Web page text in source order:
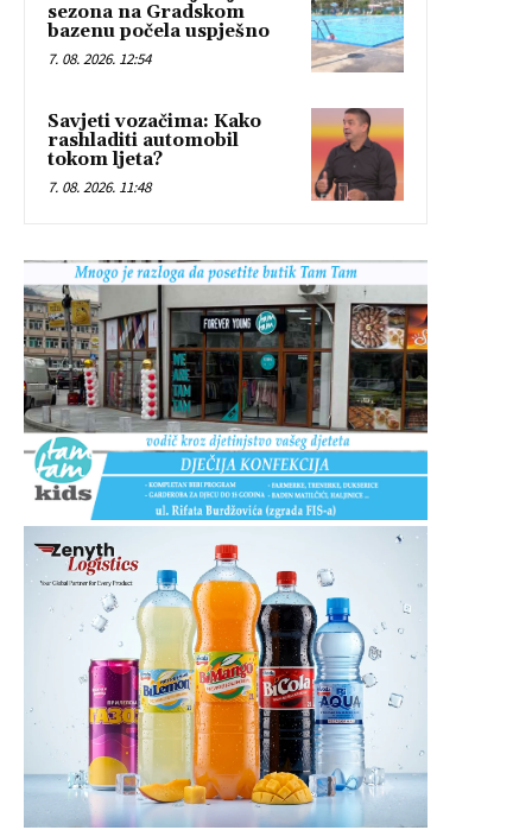
sezona na Gradskom
bazenu počela uspješno
7. 08. 2026. 12:54
Savjeti vozačima: Kako
rashladiti automobil
tokom ljeta?
7. 08. 2026. 11:48